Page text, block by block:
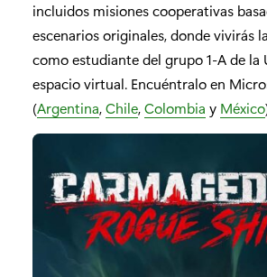
incluidos misiones cooperativas
escenarios originales, donde vivirás
como estudiante del grupo 1-A de la
espacio virtual. Encuéntralo en
(Argentina,Chile,Colombia y México